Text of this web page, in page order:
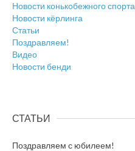
Новости конькобежного спорта
Новости кёрлинга
Статьи
Поздравляем!
Видео
Новости бенди
СТАТЬИ
Поздравляем с юбилеем!